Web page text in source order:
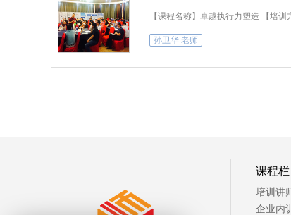
【课程名称】卓越执行力塑造 【培
孙卫华 老师
课程栏
培训讲
企业内